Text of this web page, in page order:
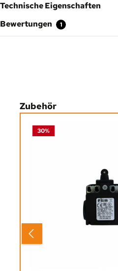
Technische Eigenschaften
Bewertungen
1
Produktgalerie überspringen
Zubehör
30%